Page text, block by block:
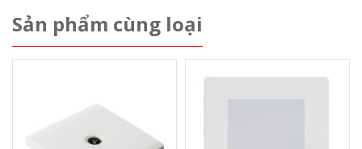
Sản phẩm cùng loại